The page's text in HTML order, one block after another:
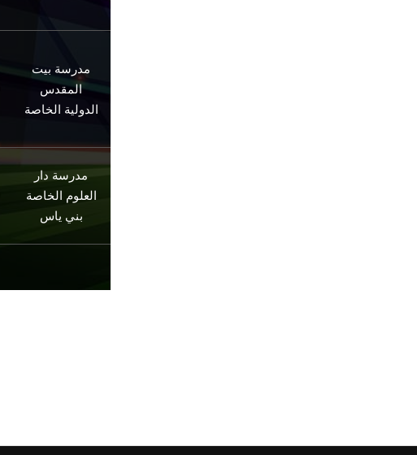
مدرسة بيت
المقدس
الدولية الخاصة
مدرسة دار
العلوم الخاصة
بني ياس